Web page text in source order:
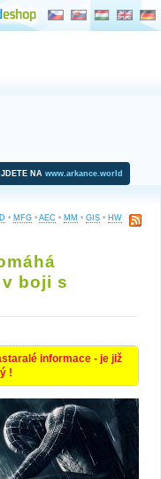
NA www.arkance.world
• MFG • AEC • MM • GIS • HW
boji s
informace - je již
!